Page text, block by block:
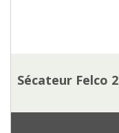
Sécateur Felco 2